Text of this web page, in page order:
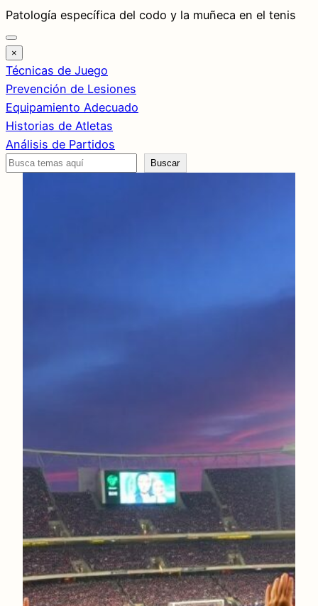
Saltar
al
contenido
Patología específica del codo y la muñeca en el tenis
×
Técnicas de Juego
Prevención de Lesiones
Equipamiento Adecuado
Historias de Atletas
Análisis de Partidos
Buscar
Buscar